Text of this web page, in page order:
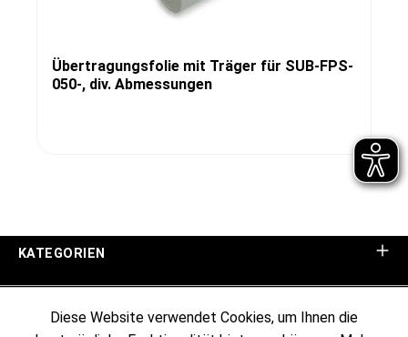
Übertragungsfolie mit Träger für SUB-FPS-
050-, div. Abmessungen
KATEGORIEN
Diese Website verwendet Cookies, um Ihnen die